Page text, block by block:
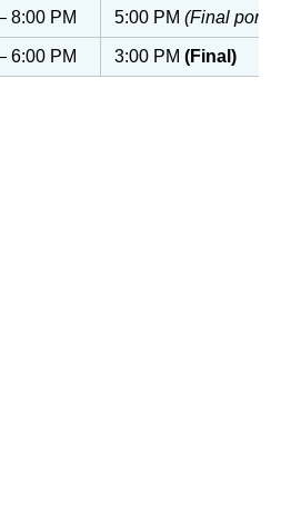
8:00 PM 5:00 PM (Final por
6:00 PM 3:00 PM (Final)